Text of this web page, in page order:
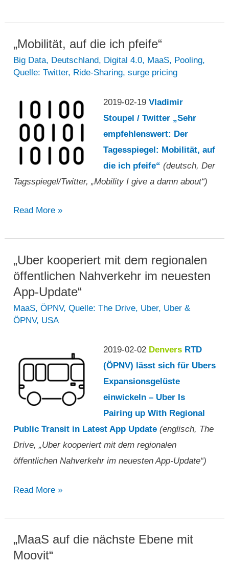
a
Service
(MaaS)
Globaler
2019-
2024“
„Mobilität, auf die ich pfeife“
Big Data, Deutschland, Digital 4.0, MaaS, Pooling,
Quelle: Twitter, Ride-Sharing,surge pricing
2019-02-19 Vladimir
Stoupel / Twitter „Sehr
empfehlenswert: Der
Tagesspiegel: Mobilität, auf
die ich pfeife“ (deutsch, Der
Tagsspiegel/Twitter, „Mobility I give a damn about“)
„Mobilität,
die
ich
pfeife“
Read More »
„Uber kooperiert mit dem regionalen
öffentlichen Nahverkehr im neuesten
App-Update“
MaaS,ÖPNV,Quelle: The Drive, Uber, Uber &
ÖPNV, USA
2019-02-02 DenversRTD
(ÖPNV) lässt sich für Ubers
Expansionsgelüste
einwickeln – Uber Is
Pairing up With Regional
Public Transit in Latest App Update (englisch, The
Drive, „Uber kooperiert mit dem regionalen
öffentlichen Nahverkehr im neuesten App-Update“)
„Uber
mit
dem
regionalen
Read More »
„MaaS auf die nächste Ebene mit
Moovit“